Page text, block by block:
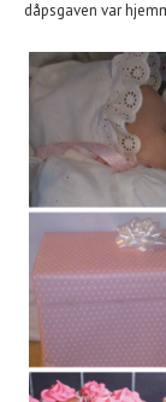
dåpsgaven var